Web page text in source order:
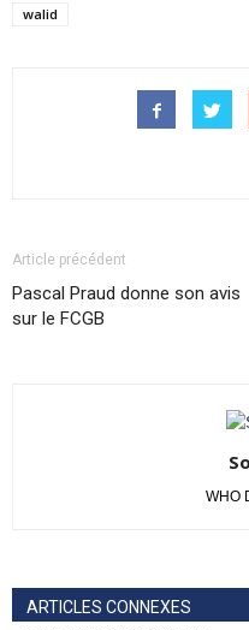
walid
Article précédent
Pascal Praud donne son avis
sur le FCGB
WHO
ARTICLES CONNEXES